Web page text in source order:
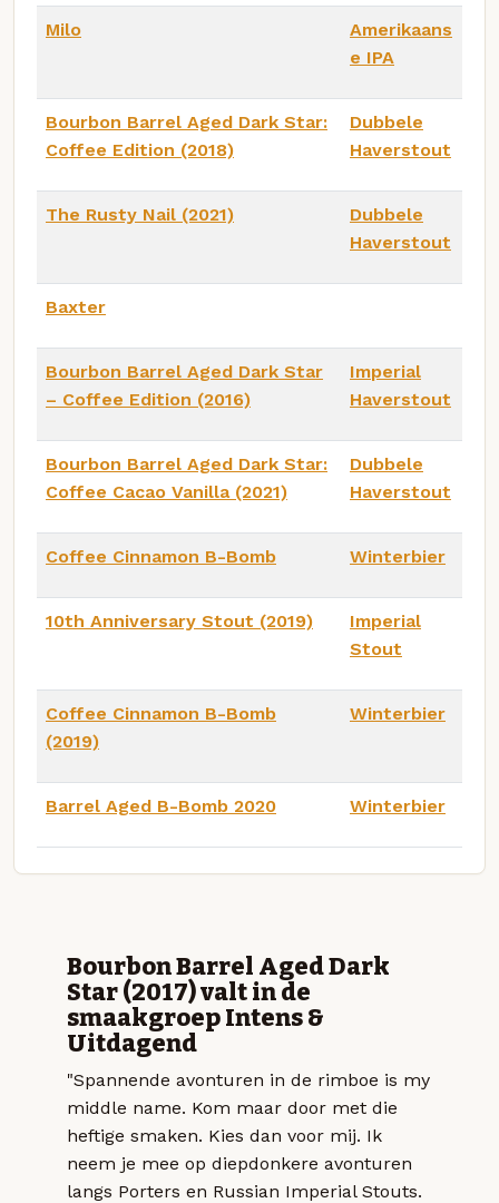
Milo
Amerikaans
e IPA
Bourbon Barrel Aged Dark Star:
Coffee Edition (2018)
Dubbele
Haverstout
The Rusty Nail (2021)
Dubbele
Haverstout
Baxter
Bourbon Barrel Aged Dark Star
– Coffee Edition (2016)
Imperial
Haverstout
Bourbon Barrel Aged Dark Star:
Coffee Cacao Vanilla (2021)
Dubbele
Haverstout
Coffee Cinnamon B-Bomb Winterbier
10th Anniversary Stout (2019)
Imperial
Stout
Coffee Cinnamon B-Bomb
(2019)
Winterbier
Barrel Aged B-Bomb 2020 Winterbier
Bourbon Barrel Aged Dark
Star (2017) valt in de
smaakgroep Intens &
Uitdagend
"Spannende avonturen in de rimboe is my
middle name. Kom maar door met die
heftige smaken. Kies dan voor mij. Ik
neem je mee op diepdonkere avonturen
langs Porters en Russian Imperial Stouts.